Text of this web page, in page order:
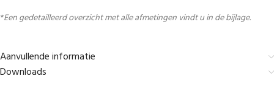
*Een gedetailleerd overzicht met alle afmetingen vindt u in de bijlage.
Aanvullende informatie
Downloads